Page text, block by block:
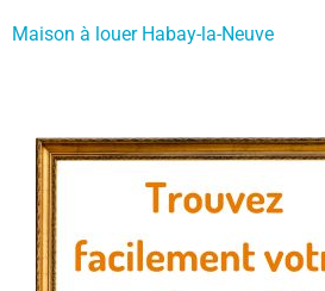
Maison à louer Habay-la-Neuve